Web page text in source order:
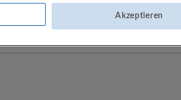
| Rechtsberatung und Wirtschaftsprüfung |
| Sozialwesen | Verkehr | Verlagswesen |
Akzeptieren